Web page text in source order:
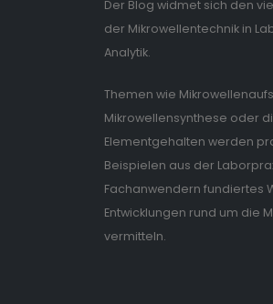
Der Blog widmet sich den
der Mikrowellentechnik in
Analytik.
Themen wie
Mikrowellensynthese oder
Elementgehalten werden
Beispielen aus der
Fachanwendern fundiertes
Entwicklungen rund um die
vermitteln.